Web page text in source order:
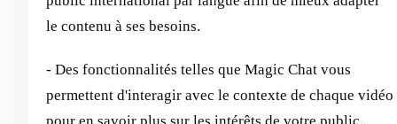
le contenu à ses besoins.
- Des fonctionnalités telles que Magic Chat vous
permettent d'interagir avec le contexte de chaque vidéo